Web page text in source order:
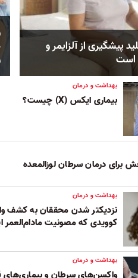
پیشگیری از آلزایمر و
است
بهداشت و درمان
بیماری ایکس (X) چیست؟
برای درمان سرطان لوزالمعده
بهداشت و درمان
نزدیکتر شدن محققان به کشف
کوویدی که مصونیت مادام‌العمر
بهداشت و درمان
واکسن‌های سرطان و بیماری‌های